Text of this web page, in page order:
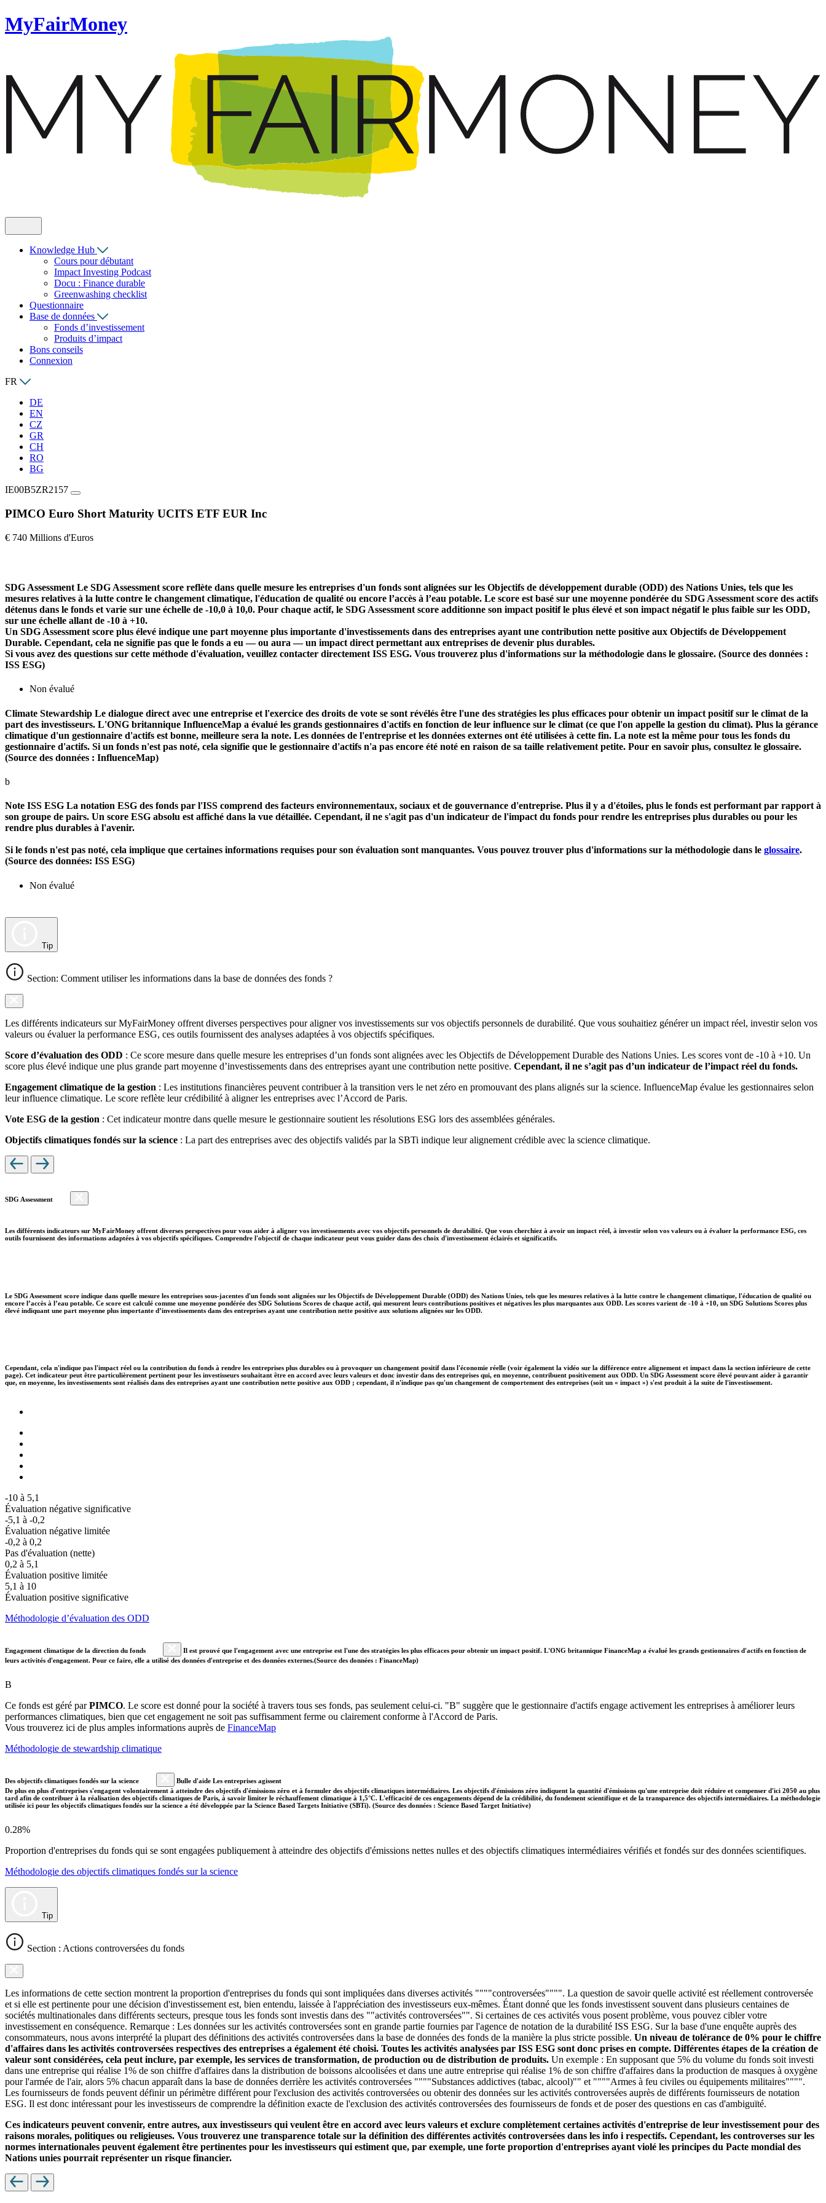
MyFairMoney
Knowledge Hub
Cours pour débutant
Impact Investing Podcast
Docu : Finance durable
Greenwashing checklist
Questionnaire
Base de données
Fonds d’investissement
Produits d’impact
Bons conseils
Connexion
FR
DE
EN
CZ
GR
CH
RO
BG
IE00B5ZR2157
PIMCO Euro Short Maturity UCITS ETF EUR Inc
€ 740 Millions d'Euros
SDG Assessment Le SDG Assessment score reflète dans quelle mesure les entreprises d'un fonds sont alignées sur les Objectifs de développement durable (ODD) des Nations Unies, tels que les
mesures relatives à la lutte contre le changement climatique, l'éducation de qualité ou encore l’accès à l’eau potable. Le score est basé sur une moyenne pondérée du SDG Assessment score des actifs
détenus dans le fonds et varie sur une échelle de -10,0 à 10,0. Pour chaque actif, le SDG Assessment score additionne son impact positif le plus élevé et son impact négatif le plus faible sur les ODD,
sur une échelle allant de -10 à +10.
Un SDG Assessment score plus élevé indique une part moyenne plus importante d'investissements dans des entreprises ayant une contribution nette positive aux Objectifs de Développement
Durable. Cependant, cela ne signifie pas que le fonds a eu — ou aura — un impact direct permettant aux entreprises de devenir plus durables.
Si vous avez des questions sur cette méthode d'évaluation, veuillez contacter directement ISS ESG. Vous trouverez plus d'informations sur la méthodologie dans le glossaire. (Source des données :
ISS ESG)
Non évalué
Climate Stewardship Le dialogue direct avec une entreprise et l'exercice des droits de vote se sont révélés être l'une des stratégies les plus efficaces pour obtenir un impact positif sur le climat de la
part des investisseurs. L'ONG britannique InfluenceMap a évalué les grands gestionnaires d'actifs en fonction de leur influence sur le climat (ce que l'on appelle la gestion du climat). Plus la gérance
climatique d'un gestionnaire d'actifs est bonne, meilleure sera la note. Les données de l'entreprise et les données externes ont été utilisées à cette fin. La note est la même pour tous les fonds du
gestionnaire d'actifs. Si un fonds n'est pas noté, cela signifie que le gestionnaire d'actifs n'a pas encore été noté en raison de sa taille relativement petite. Pour en savoir plus, consultez le glossaire.
(Source des données : InfluenceMap)
b
Note ISS ESG La notation ESG des fonds par l'ISS comprend des facteurs environnementaux, sociaux et de gouvernance d'entreprise. Plus il y a d'étoiles, plus le fonds est performant par rapport à
son groupe de pairs. Un score ESG absolu est affiché dans la vue détaillée. Cependant, il ne s'agit pas d'un indicateur de l'impact du fonds pour rendre les entreprises plus durables ou pour les
rendre plus durables à l'avenir.
Si le fonds n'est pas noté, cela implique que certaines informations requises pour son évaluation sont manquantes. Vous pouvez trouver plus d'informations sur la méthodologie dans le glossaire.
(Source des données: ISS ESG)
Non évalué
Tip
Section: Comment utiliser les informations dans la base de données des fonds ?
Les différents indicateurs sur MyFairMoney offrent diverses perspectives pour aligner vos investissements sur vos objectifs personnels de durabilité. Que vous souhaitiez générer un impact réel, investir selon vos
valeurs ou évaluer la performance ESG, ces outils fournissent des analyses adaptées à vos objectifs spécifiques.
Score d’évaluation des ODD : Ce score mesure dans quelle mesure les entreprises d’un fonds sont alignées avec les Objectifs de Développement Durable des Nations Unies. Les scores vont de -10 à +10. Un
score plus élevé indique une plus grande part moyenne d’investissements dans des entreprises ayant une contribution nette positive. Cependant, il ne s’agit pas d’un indicateur de l’impact réel du fonds.
Engagement climatique de la gestion : Les institutions financières peuvent contribuer à la transition vers le net zéro en promouvant des plans alignés sur la science. InfluenceMap évalue les gestionnaires selon
leur influence climatique. Le score reflète leur crédibilité à aligner les entreprises avec l’Accord de Paris.
Vote ESG de la gestion : Cet indicateur montre dans quelle mesure le gestionnaire soutient les résolutions ESG lors des assemblées générales.
Objectifs climatiques fondés sur la science : La part des entreprises avec des objectifs validés par la SBTi indique leur alignement crédible avec la science climatique.
SDG Assessment
Les différents indicateurs sur MyFairMoney offrent diverses perspectives pour vous aider à aligner vos investissements avec vos objectifs personnels de durabilité. Que vous cherchiez à avoir un impact réel, à investir selon vos valeurs ou à évaluer la performance ESG, ces
outils fournissent des informations adaptées à vos objectifs spécifiques. Comprendre l'objectif de chaque indicateur peut vous guider dans des choix d'investissement éclairés et significatifs.
Le SDG Assessment score indique dans quelle mesure les entreprises sous-jacentes d'un fonds sont alignées sur les Objectifs de Développement Durable (ODD) des Nations Unies, tels que les mesures relatives à la lutte contre le changement climatique, l'éducation de qualité ou
encore l’accès à l’eau potable. Ce score est calculé comme une moyenne pondérée des SDG Solutions Scores de chaque actif, qui mesurent leurs contributions positives et négatives les plus marquantes aux ODD. Les scores varient de -10 à +10, un SDG Solutions Scores plus
élevé indiquant une part moyenne plus importante d’investissements dans des entreprises ayant une contribution nette positive aux solutions alignées sur les ODD.
Cependant, cela n'indique pas l'impact réel ou la contribution du fonds à rendre les entreprises plus durables ou à provoquer un changement positif dans l'économie réelle (voir également la vidéo sur la différence entre alignement et impact dans la section inférieure de cette
page). Cet indicateur peut être particulièrement pertinent pour les investisseurs souhaitant être en accord avec leurs valeurs et donc investir dans des entreprises qui, en moyenne, contribuent positivement aux ODD. Un SDG Assessment score élevé pouvant aider à garantir
que, en moyenne, les investissements sont réalisés dans des entreprises ayant une contribution nette positive aux ODD ; cependant, il n'indique pas qu'un changement de comportement des entreprises (soit un « impact ») s'est produit à la suite de l'investissement.
-10 à 5,1
Évaluation négative significative
-5,1 à -0,2
Évaluation négative limitée
-0,2 à 0,2
Pas d'évaluation (nette)
0,2 à 5,1
Évaluation positive limitée
5,1 à 10
Évaluation positive significative
Méthodologie d’évaluation des ODD
Engagement climatique de la direction du fonds
Il est prouvé que l'engagement avec une entreprise est l'une des stratégies les plus efficaces pour obtenir un impact positif. L'ONG britannique FinanceMap a évalué les grands gestionnaires d'actifs en fonction de
leurs activités d'engagement. Pour ce faire, elle a utilisé des données d'entreprise et des données externes.(Source des données : FinanceMap)
B
Ce fonds est géré parPIMCO. Le score est donné pour la société à travers tous ses fonds, pas seulement celui-ci. "B" suggère que le gestionnaire d'actifs engage activement les entreprises à améliorer leurs
performances climatiques, bien que cet engagement ne soit pas suffisamment ferme ou clairement conforme à l'Accord de Paris.
Vous trouverez ici de plus amples informations auprès de FinanceMap
Méthodologie de stewardship climatique
Des objectifs climatiques fondés sur la science
Bulle d'aide Les entreprises agissent
De plus en plus d'entreprises s'engagent volontairement à atteindre des objectifs d'émissions zéro et à formuler des objectifs climatiques intermédiaires. Les objectifs d'émissions zéro indiquent la quantité d'émissions qu'une entreprise doit réduire et compenser d'ici 2050 au plus
tard afin de contribuer à la réalisation des objectifs climatiques de Paris, à savoir limiter le réchauffement climatique à 1,5°C. L'efficacité de ces engagements dépend de la crédibilité, du fondement scientifique et de la transparence des objectifs intermédiaires. La méthodologie
utilisée ici pour les objectifs climatiques fondés sur la science a été développée par la Science Based Targets Initiative (SBTi). (Source des données : Science Based Target Initiative)
0.28%
Proportion d'entreprises du fonds qui se sont engagées publiquement à atteindre des objectifs d'émissions nettes nulles et des objectifs climatiques intermédiaires vérifiés et fondés sur des données scientifiques.
Méthodologie des objectifs climatiques fondés sur la science
Tip
Section : Actions controversées du fonds
Les informations de cette section montrent la proportion d'entreprises du fonds qui sont impliquées dans diverses activités """"controversées"""". La question de savoir quelle activité est réellement controversée
et si elle est pertinente pour une décision d'investissement est, bien entendu, laissée à l'appréciation des investisseurs eux-mêmes. Étant donné que les fonds investissent souvent dans plusieurs centaines de
sociétés multinationales dans différents secteurs, presque tous les fonds sont investis dans des ""activités controversées"". Si certaines de ces activités vous posent problème, vous pouvez cibler votre
investissement en conséquence. Remarque : Les données sur les activités controversées sont en grande partie fournies par l'agence de notation de la durabilité ISS ESG. Sur la base d'une enquête auprès des
consommateurs, nous avons interprété la plupart des définitions des activités controversées dans la base de données des fonds de la manière la plus stricte possible. Un niveau de tolérance de 0% pour le chiffre
d'affaires dans les activités controversées respectives des entreprises a également été choisi. Toutes les activités analysées par ISS ESG sont donc prises en compte. Différentes étapes de la création de
valeur sont considérées, cela peut inclure, par exemple, les services de transformation, de production ou de distribution de produits. Un exemple : En supposant que 5% du volume du fonds soit investi
dans une entreprise qui réalise 1% de son chiffre d'affaires dans la distribution de boissons alcoolisées et dans une autre entreprise qui réalise 1% de son chiffre d'affaires dans la production de masques à oxygène
pour l'armée de l'air, alors 5% chacun apparaît dans la base de données derrière les activités controversées """"Substances addictives (tabac, alcool)"" et """"Armes à feu civiles ou équipements militaires"""".
Les fournisseurs de fonds peuvent définir un périmètre différent pour l'exclusion des activités controversées ou obtenir des données sur les activités controversées auprès de différents fournisseurs de notation
ESG. Il est donc intéressant pour les investisseurs de comprendre la définition exacte de l'exclusion des activités controversées des fournisseurs de fonds et de poser des questions en cas d'ambiguïté.
Ces indicateurs peuvent convenir, entre autres, aux investisseurs qui veulent être en accord avec leurs valeurs et exclure complètement certaines activités d'entreprise de leur investissement pour des
raisons morales, politiques ou religieuses. Vous trouverez une transparence totale sur la définition des différentes activités controversées dans les info i respectifs. Cependant, les controverses sur les
normes internationales peuvent également être pertinentes pour les investisseurs qui estiment que, par exemple, une forte proportion d'entreprises ayant violé les principes du Pacte mondial des
Nations unies pourrait représenter un risque financier.